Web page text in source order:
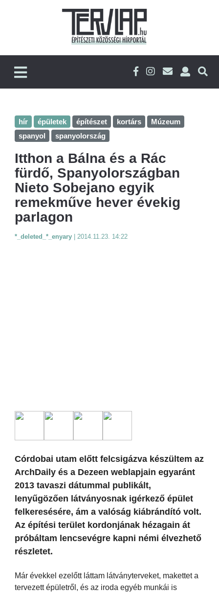
hír épületek építészet kortárs
Múzeum
spanyol
spanyolország
Itthon a Bálna és a Rác
fürdő, Spanyolországban
Nieto Sobejano egyik
remekműve hever évekig
parlagon
*_deleted_*_enyary 2014.11.23. 14:22
Córdobai utam előtt felcsigázva készültem az
ArchDaily és a Dezeen weblapjain egyaránt
2013 tavaszi dátummal publikált,
lenyűgözően látványosnak igérkező épület
felkeresésére, ám a valóság kiábrándító volt.
Az építési terület kordonjának hézagain át
próbáltam lencsevégre kapni némi élvezhető
részletet.
Már évekkel ezelőtt láttam látványterveket, makettet a
tervezett épületről, és az iroda egyéb munkái is